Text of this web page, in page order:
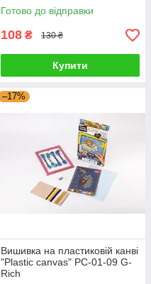
Готово до відправки
108 ₴ 130 ₴
Купити
–17%
Вишивка на пластиковій канві
"Plastic canvas" PC-01-09 G-
Rich